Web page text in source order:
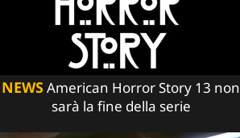
NEWSAmerican Horror Story 13 non
sarà la fine della serie